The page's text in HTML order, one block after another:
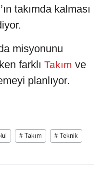
takımda kalması
misyonunu
farklı Takım ve
planlıyor.
# Takım # Teknik